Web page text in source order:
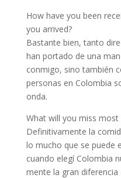
How have you been
you arrived?
Bastante bien, tanto
han portado de una
conmigo, sino también
personas en Colombia
onda.
What will you miss
Definitivamente la
lo mucho que se puede
cuando elegí Colombia
mente la gran diferencia